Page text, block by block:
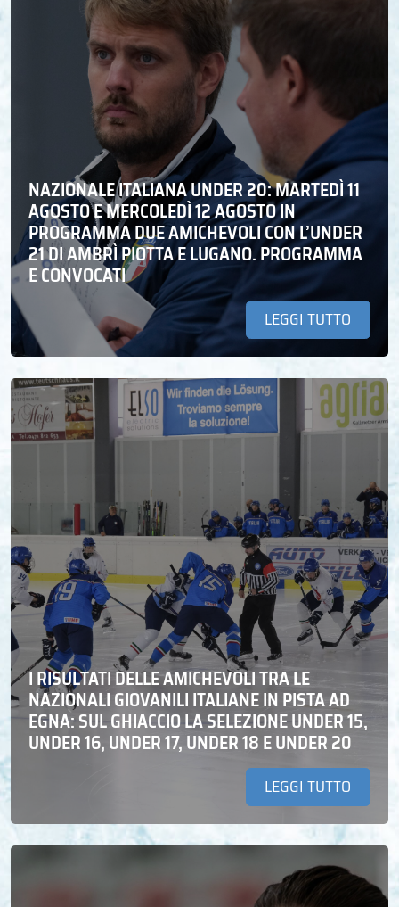
NAZIONALE ITALIANA UNDER 20: MARTEDÌ 11
AGOSTO E MERCOLEDÌ 12 AGOSTO IN
PROGRAMMA DUE AMICHEVOLI CON L’UNDER
21 DI AMBRÌ PIOTTA E LUGANO. PROGRAMMA
E CONVOCATI
LEGGI TUTTO
I RISULTATI DELLE AMICHEVOLI TRA LE
NAZIONALI GIOVANILI ITALIANE IN PISTA AD
EGNA: SUL GHIACCIO LA SELEZIONE UNDER 15,
UNDER 16, UNDER 17, UNDER 18 E UNDER 20
LEGGI TUTTO